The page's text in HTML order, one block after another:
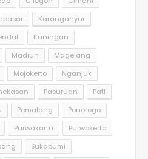
Karanganyar
Kuningan
Madiun
Magelang
Mojokerto
Nganjuk
Pasuruan
Pati
Pemalang
Ponorogo
Purwakarta
Purwokerto
Sukabumi